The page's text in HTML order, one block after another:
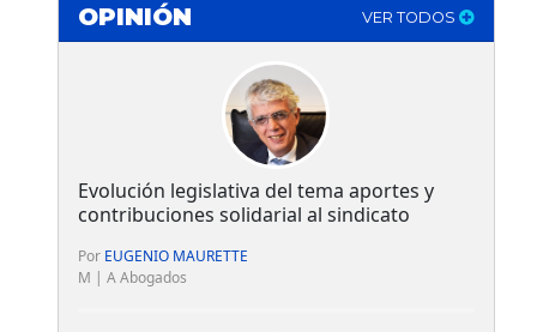
OPINIÓN VER TODOS
Evolución legislativa del tema aportes y
contribuciones solidarial al sindicato
Por EUGENIO MAURETTE
M | A Abogados